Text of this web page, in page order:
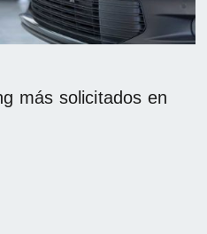
más solicitados en